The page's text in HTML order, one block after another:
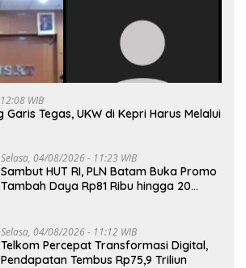
WIB
Garis Tegas, UKW di Kepri Harus Melalui
Selasa, 04/08/2026 - 11:23 WIB
Sambut HUT RI, PLN Batam Buka Promo
Tambah Daya Rp81 Ribu hingga 20
Selasa, 04/08/2026 - 11:12 WIB
Telkom Percepat Transformasi Digital,
Pendapatan Tembus Rp75,9 Triliun